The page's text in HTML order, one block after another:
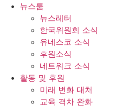
뉴스룸
뉴스레터
한국위원회 소식
유네스코 소식
후원소식
네트워크 소식
활동 및 후원
미래 변화 대처
교육 격차 완화